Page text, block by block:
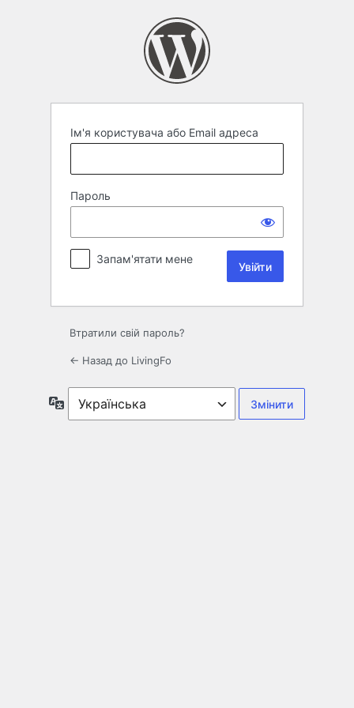
Ім'я користувача або Email адреса
Пароль
Запам'ятати мене
Втратили свій пароль?
← Назад до LivingFo
Мова